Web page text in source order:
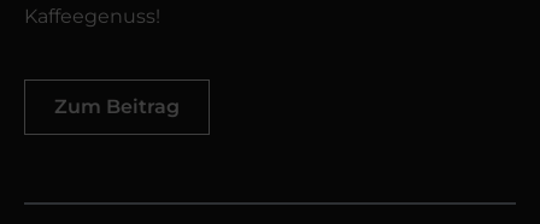
Kaffeegenuss!
Zum Beitrag